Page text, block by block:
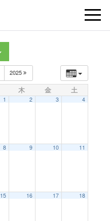
t
2025
木 金 土
1 2 3 4
8 9 10 11
15 16 17 18